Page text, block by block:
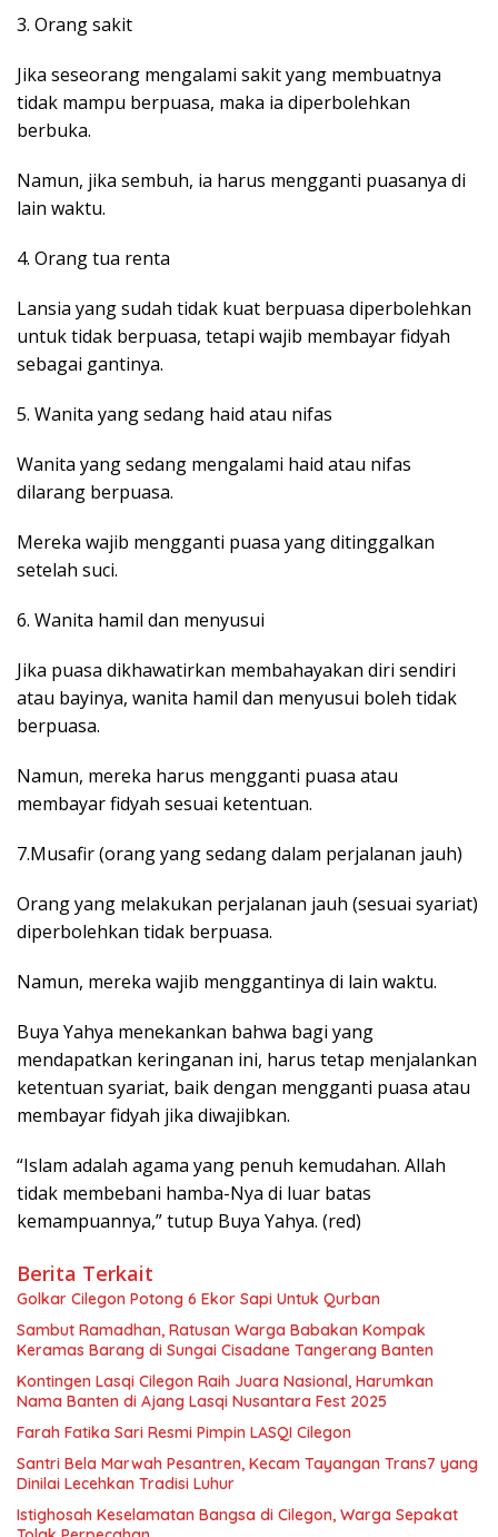
3. Orang sakit
Jika seseorang mengalami sakit yang membuatnya
tidak mampu berpuasa, maka ia diperbolehkan
berbuka.
Namun, jika sembuh, ia harus mengganti puasanya di
lain waktu.
4. Orang tua renta
Lansia yang sudah tidak kuat berpuasa diperbolehkan
untuk tidak berpuasa, tetapi wajib membayar fidyah
sebagai gantinya.
5. Wanita yang sedang haid atau nifas
Wanita yang sedang mengalami haid atau nifas
dilarang berpuasa.
Mereka wajib mengganti puasa yang ditinggalkan
setelah suci.
6. Wanita hamil dan menyusui
Jika puasa dikhawatirkan membahayakan diri sendiri
atau bayinya, wanita hamil dan menyusui boleh tidak
berpuasa.
Namun, mereka harus mengganti puasa atau
membayar fidyah sesuai ketentuan.
7.Musafir (orang yang sedang dalam perjalanan jauh)
Orang yang melakukan perjalanan jauh (sesuai syariat)
diperbolehkan tidak berpuasa.
Namun, mereka wajib menggantinya di lain waktu.
Buya Yahya menekankan bahwa bagi yang
mendapatkan keringanan ini, harus tetap menjalankan
ketentuan syariat, baik dengan mengganti puasa atau
membayar fidyah jika diwajibkan.
“Islam adalah agama yang penuh kemudahan. Allah
tidak membebani hamba-Nya di luar batas
kemampuannya,” tutup Buya Yahya. (red)
Berita Terkait
Golkar Cilegon Potong 6 Ekor Sapi Untuk Qurban
Sambut Ramadhan, Ratusan Warga Babakan Kompak
Keramas Barang di Sungai Cisadane Tangerang Banten
Kontingen Lasqi Cilegon Raih Juara Nasional, Harumkan
Nama Banten di Ajang Lasqi Nusantara Fest 2025
Farah Fatika Sari Resmi Pimpin LASQI Cilegon
Santri Bela Marwah Pesantren, Kecam Tayangan Trans7 yang
Dinilai Lecehkan Tradisi Luhur
Istighosah Keselamatan Bangsa di Cilegon, Warga Sepakat